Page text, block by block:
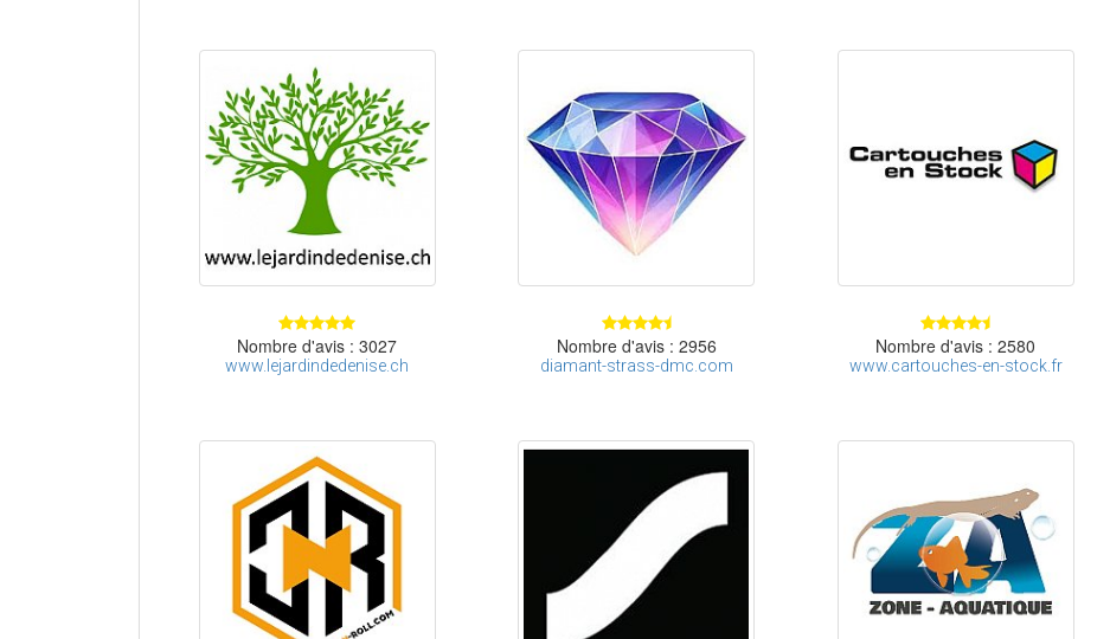
Nombre d'avis : 3027
www.lejardindedenise.ch
Nombre d'avis : 2956
diamant-strass-dmc.com
Nombre d'avis : 2580
www.cartouches-en-stock.fr